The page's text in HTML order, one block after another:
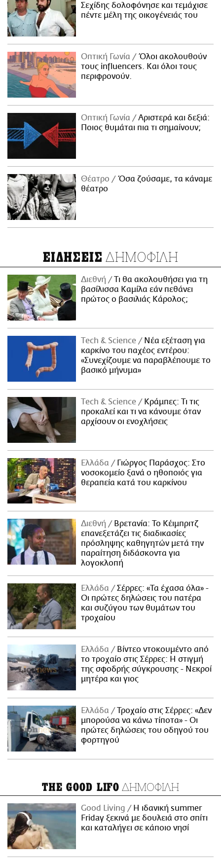
Σεχίδης δολοφόνησε και τεμάχισε
πέντε μέλη της οικογένειάς του
Οπτική Γωνία
Όλοι ακολουθούν
τους influencers. Και όλοι τους
περιφρονούν.
Οπτική Γωνία
Αριστερά και δεξιά:
Ποιος θυμάται πια τι σημαίνουν;
Θέατρο
Όσα ζούσαμε, τα κάναμε
θέατρο
ΕΙΔΗΣΕΙΣ ΔΗΜΟΦΙΛΗ
Διεθνή
Τι θα ακολουθήσει για τη
βασίλισσα Καμίλα εάν πεθάνει
πρώτος ο βασιλιάς Κάρολος;
Τech & Science
Νέα εξέταση για
καρκίνο του παχέος εντέρου:
«Συνεχίζουμε να παραβλέπουμε το
βασικό μήνυμα»
Τech & Science
Κράμπες: Τι τις
προκαλεί και τι να κάνουμε όταν
αρχίσουν οι ενοχλήσεις
Ελλάδα
Γιώργος Παράσχος: Στο
νοσοκομείο ξανά ο ηθοποιός για
θεραπεία κατά του καρκίνου
Διεθνή
Βρετανία: Το Κέιμπριτζ
επανεξετάζει τις διαδικασίες
πρόσληψης καθηγητών μετά την
παραίτηση διδάσκοντα για
λογοκλοπή
Ελλάδα
Σέρρες: «Τα έχασα όλα» -
Οι πρώτες δηλώσεις του πατέρα
και συζύγου των θυμάτων του
τροχαίου
Ελλάδα
Βίντεο ντοκουμέντο από
το τροχαίο στις Σέρρες: Η στιγμή
της σφοδρής σύγκρουσης - Νεκροί
μητέρα και γιος
Ελλάδα
Τροχαίο στις Σέρρες: «Δεν
μπορούσα να κάνω τίποτα» - Οι
πρώτες δηλώσεις του οδηγού του
φορτηγού
THE GOOD LIFO ΔΗΜΟΦΙΛΗ
Good Living
Η ιδανική summer
Friday ξεκινά με δουλειά στο σπίτι
και καταλήγει σε κάποιο νησί